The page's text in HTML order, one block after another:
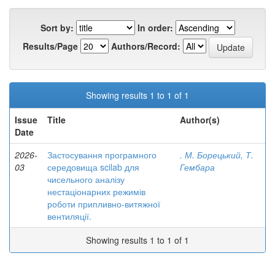
Sort by:
In order:
Results/Page
Authors/Record:
Showing results 1 to 1 of 1
Issue
Date
Title Author(s)
2026-
03
Застосування програмного
середовища scilab для
чисельного аналізу
нестаціонарних режимів
роботи припливно-витяжної
вентиляції.
. М. Борецький, Т.
Гембара
Showing results 1 to 1 of 1